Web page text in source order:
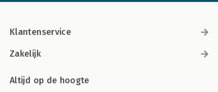
Klantenservice
Zakelijk
Altijd op de hoogte